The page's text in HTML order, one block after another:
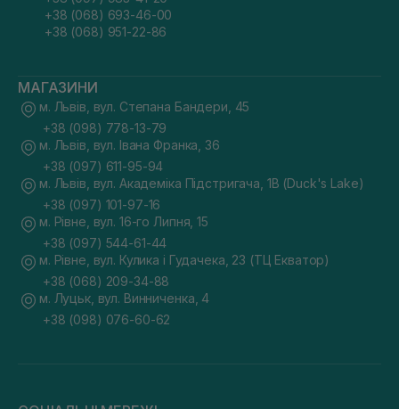
+38 (068) 693-46-00
+38 (068) 951-22-86
МАГАЗИНИ
м. Львів, вул. Степана Бандери, 45
+38 (098) 778-13-79
м. Львів, вул. Івана Франка, 36
+38 (097) 611-95-94
м. Львів, вул. Академіка Підстригача, 1В (Duck's Lake)
+38 (097) 101-97-16
м. Рівне, вул. 16-го Липня, 15
+38 (097) 544-61-44
м. Рівне, вул. Кулика і Гудачека, 23 (ТЦ Екватор)
+38 (068) 209-34-88
м. Луцьк, вул. Винниченка, 4
+38 (098) 076-60-62